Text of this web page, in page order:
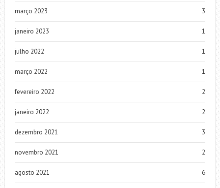
março 2023 3
janeiro 2023 1
julho 2022 1
março 2022 1
fevereiro 2022 2
janeiro 2022 2
dezembro 2021 3
novembro 2021 2
agosto 2021 6